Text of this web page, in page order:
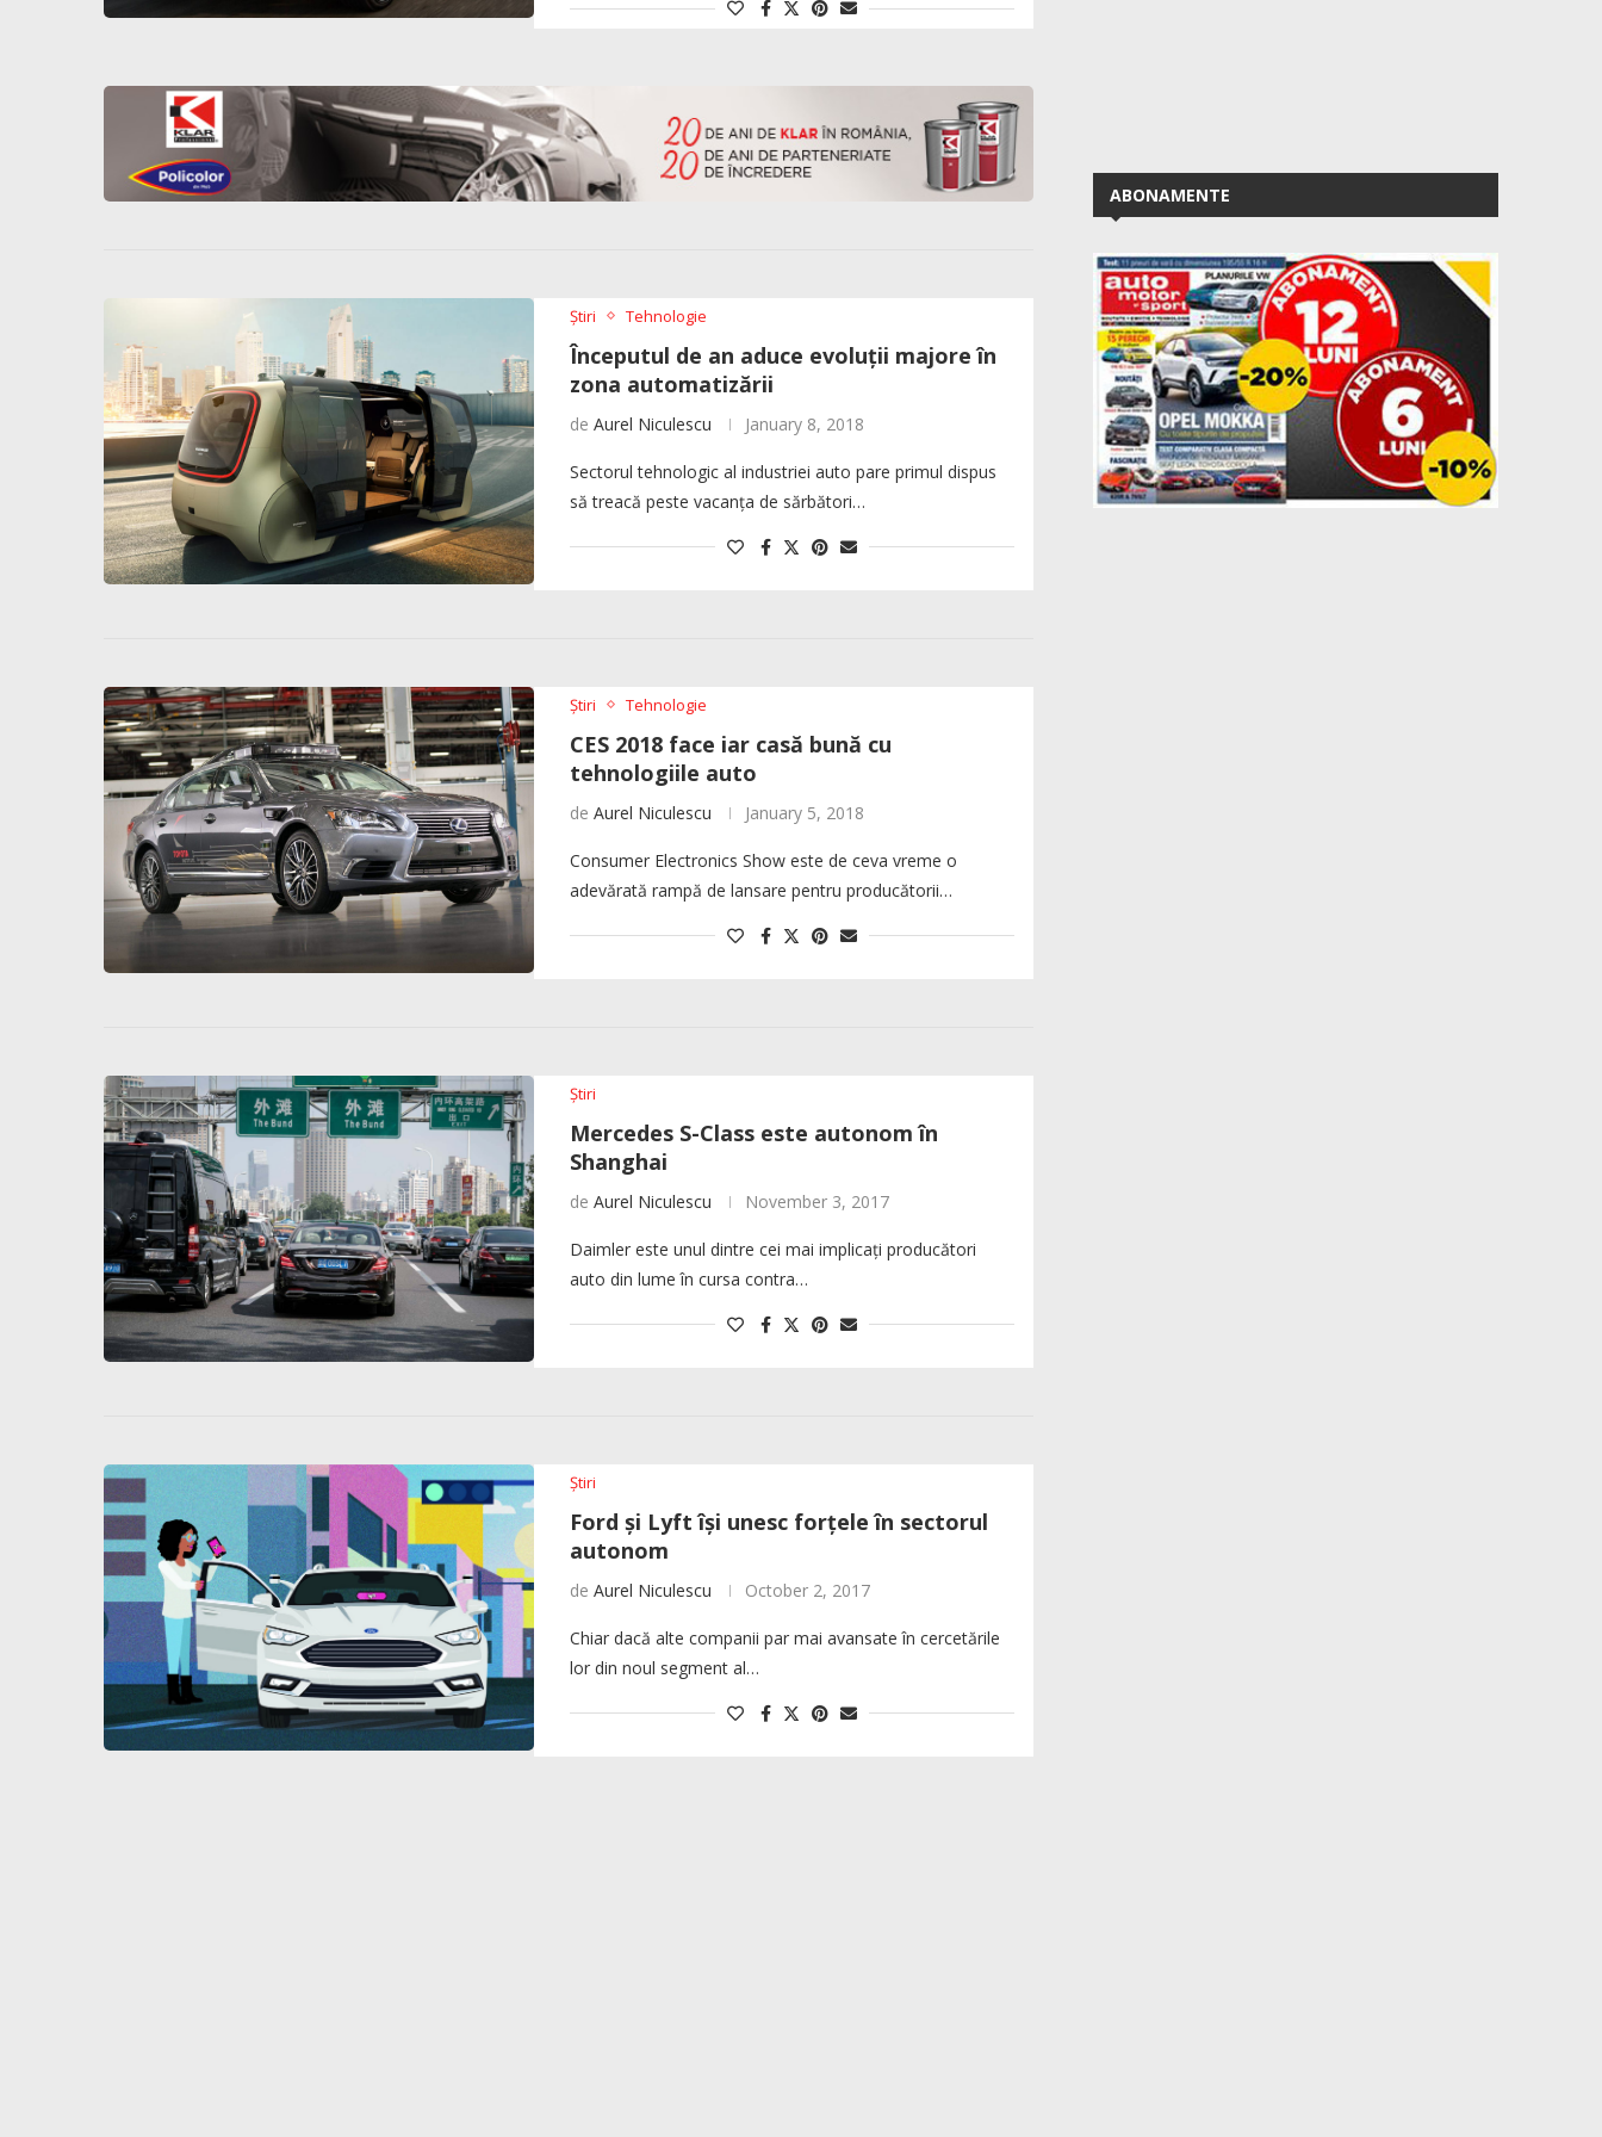
Știri Tehnologie
Începutul de an aduce evoluții majore în
zona automatizării
de Aurel Niculescu January 8, 2018
Sectorul tehnologic al industriei auto pare primul dispus
să treacă peste vacanța de sărbători…
Știri Tehnologie
CES 2018 face iar casă bună cu
tehnologiile auto
de Aurel Niculescu January 5, 2018
Consumer Electronics Show este de ceva vreme o
adevărată rampă de lansare pentru producătorii…
Știri
Mercedes S-Class este autonom în
Shanghai
de Aurel Niculescu November 3, 2017
Daimler este unul dintre cei mai implicați producători
auto din lume în cursa contra…
Știri
Ford și Lyft își unesc forțele în sectorul
autonom
de Aurel Niculescu October 2, 2017
Chiar dacă alte companii par mai avansate în cercetările
lor din noul segment al…
ABONAMENTE